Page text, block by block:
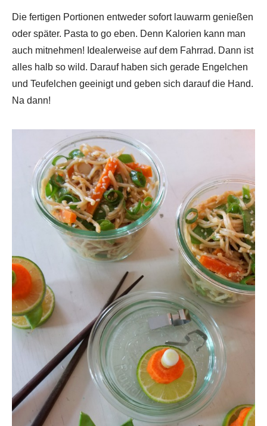
Die fertigen Portionen entweder sofort lauwarm genießen
oder später. Pasta to go eben. Denn Kalorien kann man
auch mitnehmen! Idealerweise auf dem Fahrrad. Dann ist
alles halb so wild. Darauf haben sich gerade Engelchen
und Teufelchen geeinigt und geben sich darauf die Hand.
Na dann!